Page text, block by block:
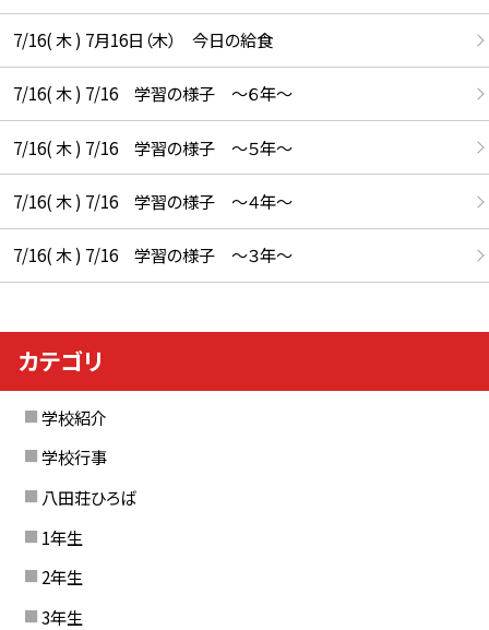
7/16( 木 ) 7月16日（木） 今日の給食
7/16( 木 ) 7/16 学習の様子 ～６年～
7/16( 木 ) 7/16 学習の様子 ～５年～
7/16( 木 ) 7/16 学習の様子 ～４年～
7/16( 木 ) 7/16 学習の様子 ～３年～
カテゴリ
学校紹介
学校行事
八田荘ひろば
1年生
2年生
3年生